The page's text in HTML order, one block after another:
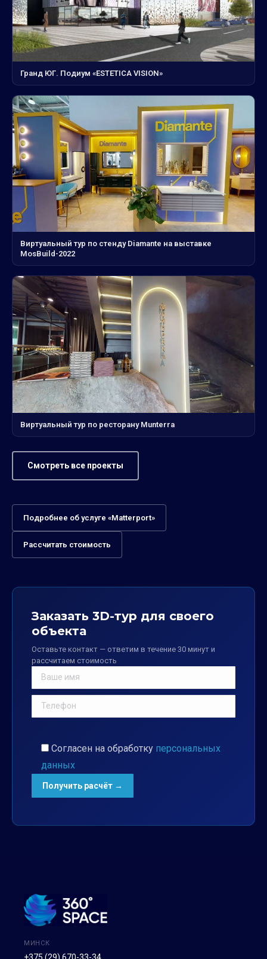
Гранд ЮГ. Подиум «ESTETICA VISION»
Виртуальный тур по стенду Diamante на выставке
MosBuild-2022
Виртуальный тур по ресторану Munterra
Смотреть все проекты
Подробнее об услуге «Matterport»
Рассчитать стоимость
Заказать 3D-тур для своего
объекта
Оставьте контакт — ответим в течение 30 минут и
рассчитаем стоимость
Согласен на обработку персональных
данных
МИНСК